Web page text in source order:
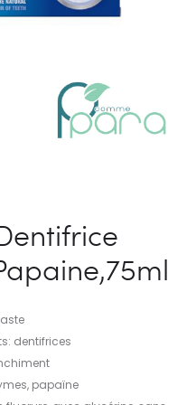
dentifrices
papaïne